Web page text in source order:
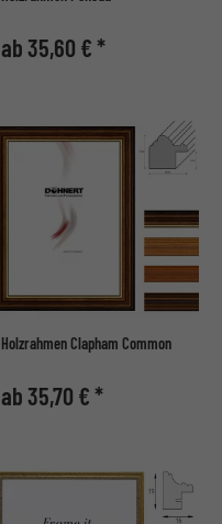
ab 35,60 € *
Holzrahmen Clapham Common
ab 35,70 € *